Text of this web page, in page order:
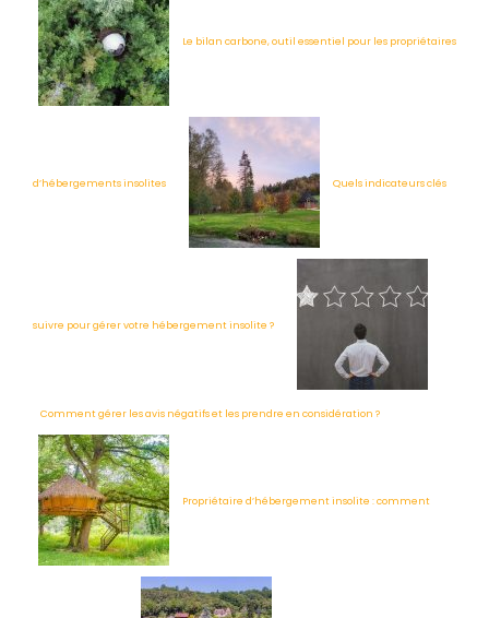
Le bilan carbone, outil essentiel pour les propriétaires
d’hébergements insolites Quels indicateurs clés
suivre pour gérer votre hébergement insolite ?
Comment gérer les avis négatifs et les prendre en considération ?
Propriétaire d’hébergement insolite : comment